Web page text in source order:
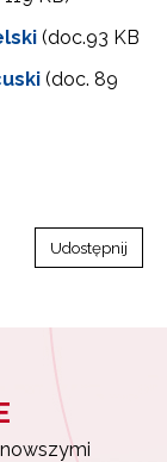
(doc.93 KB
(doc. 89
Udostępnij